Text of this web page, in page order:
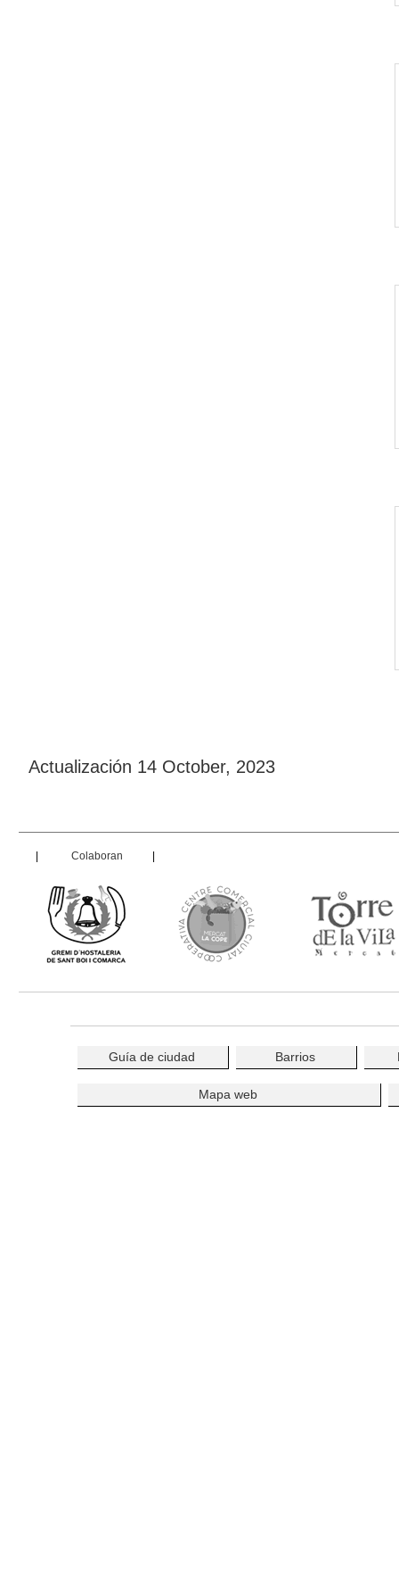
Actualización 14 October, 2023
Colaboran
Guía de ciudad Barrios
Mapa web